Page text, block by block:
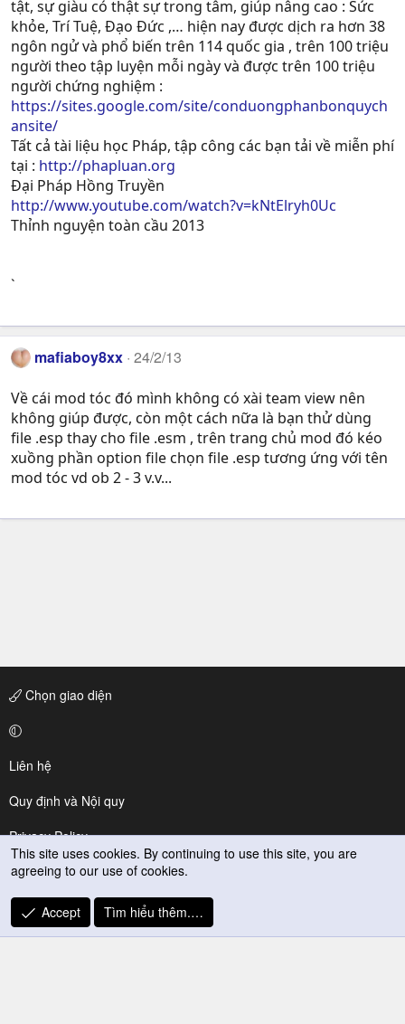
tật, sự giàu có thật sự trong tâm, giúp nâng cao : Sức
khỏe, Trí Tuệ, Ðạo Ðức ,… hiện nay được dịch ra hơn 38
ngôn ngử và phổ biến trên 114 quốc gia , trên 100 triệu
người theo tập luyện mỗi ngày và được trên 100 triệu
người chứng nghiệm :
https://sites.google.com/site/conduongphanbonquych
ansite/
Tất cả tài liệu học Pháp, tập công các bạn tải về miễn phí
tại : http://phapluan.org
Đại Pháp Hồng Truyền
http://www.youtube.com/watch?v=kNtElryh0Uc
Thỉnh nguyện toàn cầu 2013
`
mafiaboy8xx 24/2/13
Về cái mod tóc đó mình không có xài team view nên
không giúp được, còn một cách nữa là bạn thử dùng
file .esp thay cho file .esm , trên trang chủ mod đó kéo
xuồng phần option file chọn file .esp tương ứng với tên
mod tóc vd ob 2 - 3 v.v...
Chọn giao diện
Liên hệ
Quy định và Nội quy
Privacy Policy
Trợ giúp
R
S
This site uses cookies. By continuing to use this site, you are
agreeing to our use of cookies.
Accept Tìm hiểu thêm.…